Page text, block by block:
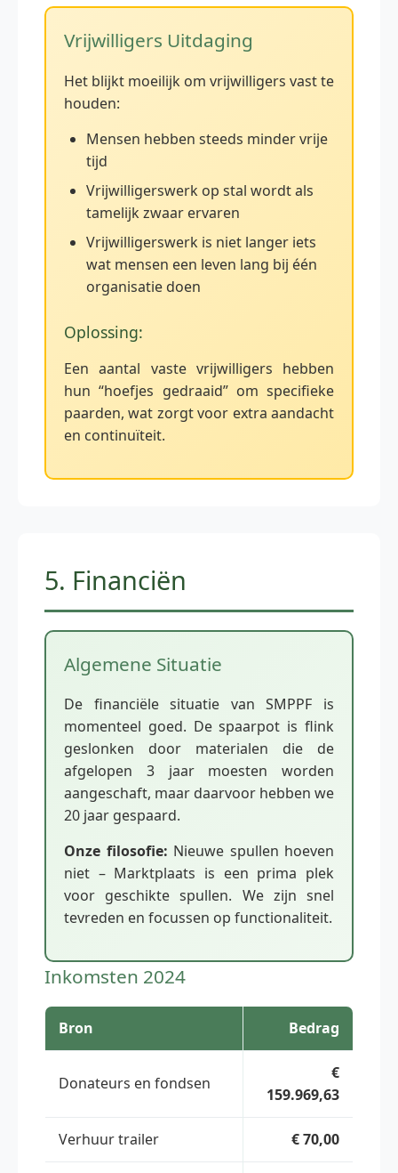
Vrijwilligers Uitdaging
Het blijkt moeilijk om vrijwilligers vast te
houden:
Mensen hebben steeds minder vrije
tijd
Vrijwilligerswerk op stal wordt als
tamelijk zwaar ervaren
Vrijwilligerswerk is niet langer iets
wat mensen een leven lang bij één
organisatie doen
Oplossing:
Een aantal vaste vrijwilligers hebben
hun “hoefjes gedraaid” om specifieke
paarden, wat zorgt voor extra aandacht
en continuïteit.
5. Financiën
Algemene Situatie
De financiële situatie van SMPPF is
momenteel goed. De spaarpot is flink
geslonken door materialen die de
afgelopen 3 jaar moesten worden
aangeschaft, maar daarvoor hebben we
20 jaar gespaard.
Onze filosofie: Nieuwe spullen hoeven
niet – Marktplaats is een prima plek
voor geschikte spullen. We zijn snel
tevreden en focussen op functionaliteit.
Inkomsten 2024
Bron Bedrag
Donateurs en fondsen
€
159.969,63
Verhuur trailer € 70,00